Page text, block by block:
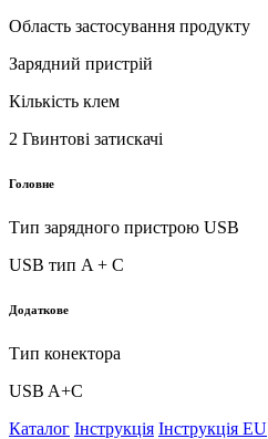
Область застосування продукту
Зарядний пристрій
Кількість клем
2 Гвинтові затискачі
Головне
Тип зарядного пристрою USB
USB тип A + C
Додаткове
Тип конектора
USB A+C
Каталог Інструкція Інструкція EU